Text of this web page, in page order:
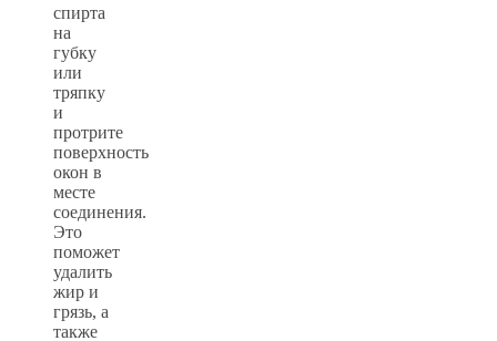
спирта
на
губку
или
тряпку
и
протрите
поверхность
окон в
месте
соединения.
Это
поможет
удалить
жир и
грязь, а
также